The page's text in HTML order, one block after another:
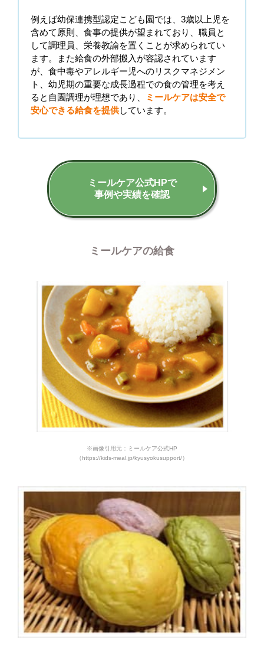
例えば幼保連携型認定こども園では、3歳以上児を
含めて原則、食事の提供が望まれており、職員と
して調理員、栄養教諭を置くことが求められてい
ます。また給食の外部搬入が容認されています
が、食中毒やアレルギー児へのリスクマネジメン
ト、幼児期の重要な成長過程での食の管理を考え
ると自園調理が理想であり、
ミールケアは安全で
安心できる給食を提供しています。
ミールケア公式HPで
事例や実績を確認
ミールケアの給食
※画像引用元：ミールケア公式HP
（https://kids-meal.jp/kyusyokusupport/）